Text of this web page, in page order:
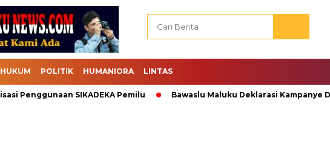
HUKUM POLITIK HUMANIORA LINTAS
SIKADEKA Pemilu Bawaslu Maluku Deklarasi Kampanye Damai.